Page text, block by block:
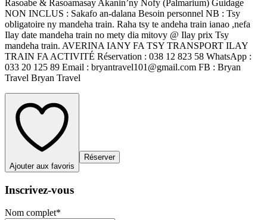
Rasoabe & Rasoamasay Akanin’ny Nofy (Palmarium) Guidage
NON INCLUS : Sakafo an-dalana Besoin personnel NB : Tsy
obligatoire ny mandeha train. Raha tsy te andeha train ianao ,nefa
Ilay date mandeha train no mety dia mitovy @ Ilay prix Tsy
mandeha train. AVERINA IANY FA TSY TRANSPORT ILAY
TRAIN FA ACTIVITÉ Réservation : 038 12 823 58 WhatsApp :
033 20 125 89 Email : bryantravel101@gmail.com FB : Bryan
Travel Bryan Travel
Ajouter aux favoris
Réserver
Inscrivez-vous
Nom complet*